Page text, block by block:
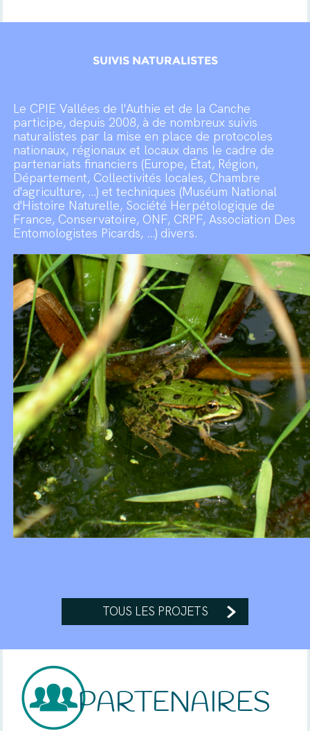
SUIVIS NATURALISTES
Le CPIE Vallées de l'Authie et de la Canche
participe, depuis 2008, à de nombreux suivis
naturalistes par la mise en place de protocoles
nationaux, régionaux et locaux dans le cadre de
partenariats financiers (Europe, État, Région,
Département, Collectivités locales, Chambre
d'agriculture, ...) et techniques (Muséum National
d'Histoire Naturelle, Société Herpétologique de
France, Conservatoire, ONF, CRPF, Association Des
Entomologistes Picards, ...) divers.
TOUS LES PROJETS
PARTENAIRES